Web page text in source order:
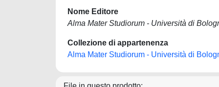
Nome Editore
Alma Mater Studiorum - Università di
Collezione di appartenenza
Alma Mater Studiorum - Università di